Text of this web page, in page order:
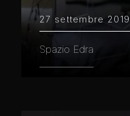
27 settembre 2019
Spazio Edra